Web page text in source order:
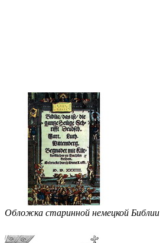
Обложка старинной немецкой Библии